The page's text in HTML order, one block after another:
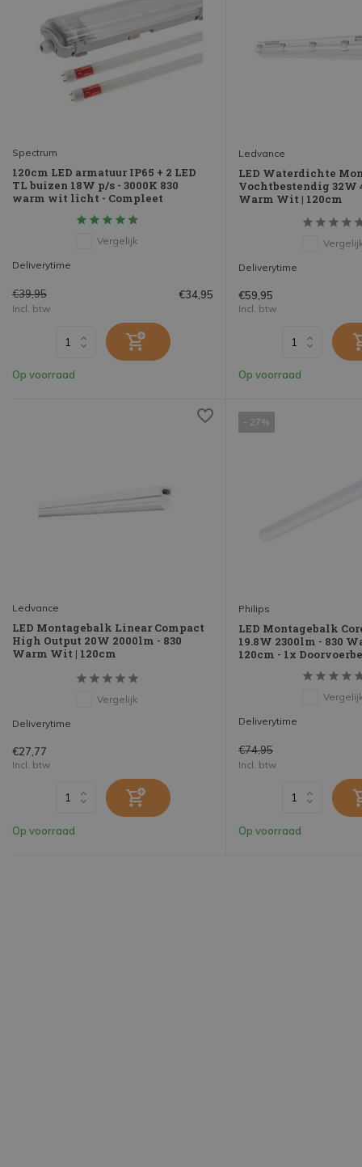
Spectrum
120cm LED armatuur IP65 + 2 LED
TL buizen 18W p/s - 3000K 830
warm wit licht - Compleet
Vergelijk
Deliverytime
€39,95 €34,95
Incl. btw
Op voorraad
Ledvance
LED Waterdichte
Vochtbestendig 32W
Warm Wit | 120cm
Deliverytime
€59,95
Incl. btw
Op voorraad
Ledvance
LED Montagebalk Linear Compact
High Output 20W 2000lm - 830
Warm Wit | 120cm
Vergelijk
Deliverytime
€27,77
Incl. btw
Op voorraad
- 27%
Philips
LED Montagebalk
19.8W 2300lm - 830
120cm - 1x
Deliverytime
€74,95
Incl. btw
Op voorraad